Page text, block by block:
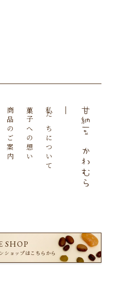
SHOP
ショップはこちらから
私たちについて
菓子への想い
商品のご案内